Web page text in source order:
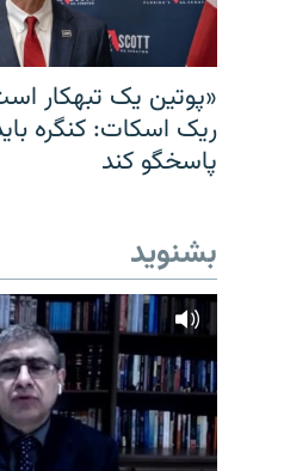
«پوتین یک تبهکار
ریک اسکات: کنگره
پاسخگو کند
بشنوید